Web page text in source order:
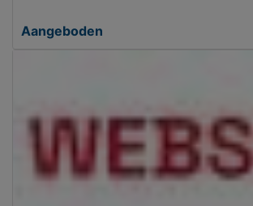
Aangeboden